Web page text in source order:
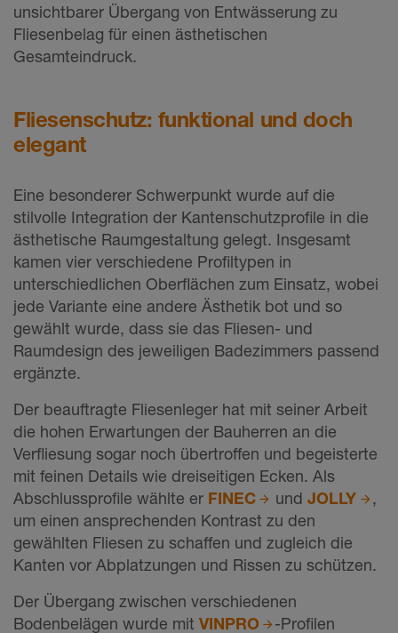
unsichtbarer Übergang von Entwässerung zu
Fliesenbelag für einen ästhetischen
Gesamteindruck.
Fliesenschutz: funktional und doch
elegant
Eine besonderer Schwerpunkt wurde auf die
stilvolle Integration der Kantenschutzprofile in die
ästhetische Raumgestaltung gelegt. Insgesamt
kamen vier verschiedene Profiltypen in
unterschiedlichen Oberflächen zum Einsatz, wobei
jede Variante eine andere Ästhetik bot und so
gewählt wurde, dass sie das Fliesen- und
Raumdesign des jeweiligen Badezimmers passend
ergänzte.
Der beauftragte Fliesenleger hat mit seiner Arbeit
die hohen Erwartungen der Bauherren an die
Verfliesung sogar noch übertroffen und begeisterte
mit feinen Details wie dreiseitigen Ecken. Als
Abschlussprofile wählte er FINEC undJOLLY
,
um einen ansprechenden Kontrast zu den
gewählten Fliesen zu schaffen und zugleich die
Kanten vor Abplatzungen und Rissen zu schützen.
Der Übergang zwischen verschiedenen
Bodenbelägen wurde mit VINPRO -Profilen